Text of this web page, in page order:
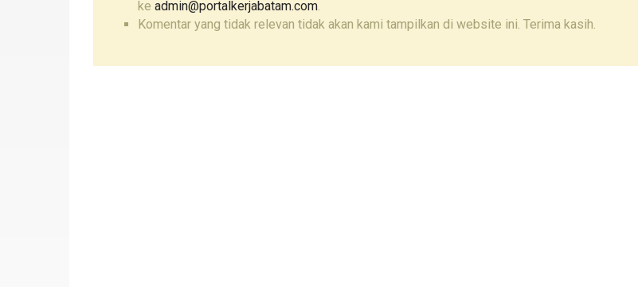
ke admin@portalkerjabatam.com.
Komentar yang tidak relevan tidak akan kami tampilkan di website ini. Terima kasih.